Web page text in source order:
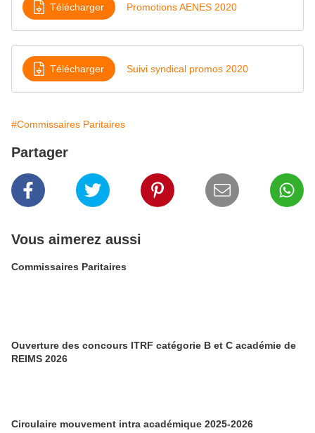
Télécharger Promotions AENES 2020
Télécharger Suivi syndical promos 2020
#Commissaires Paritaires
Partager
Vous aimerez aussi
Commissaires Paritaires
Ouverture des concours ITRF catégorie B et C académie de
REIMS 2026
Circulaire mouvement intra académique 2025-2026